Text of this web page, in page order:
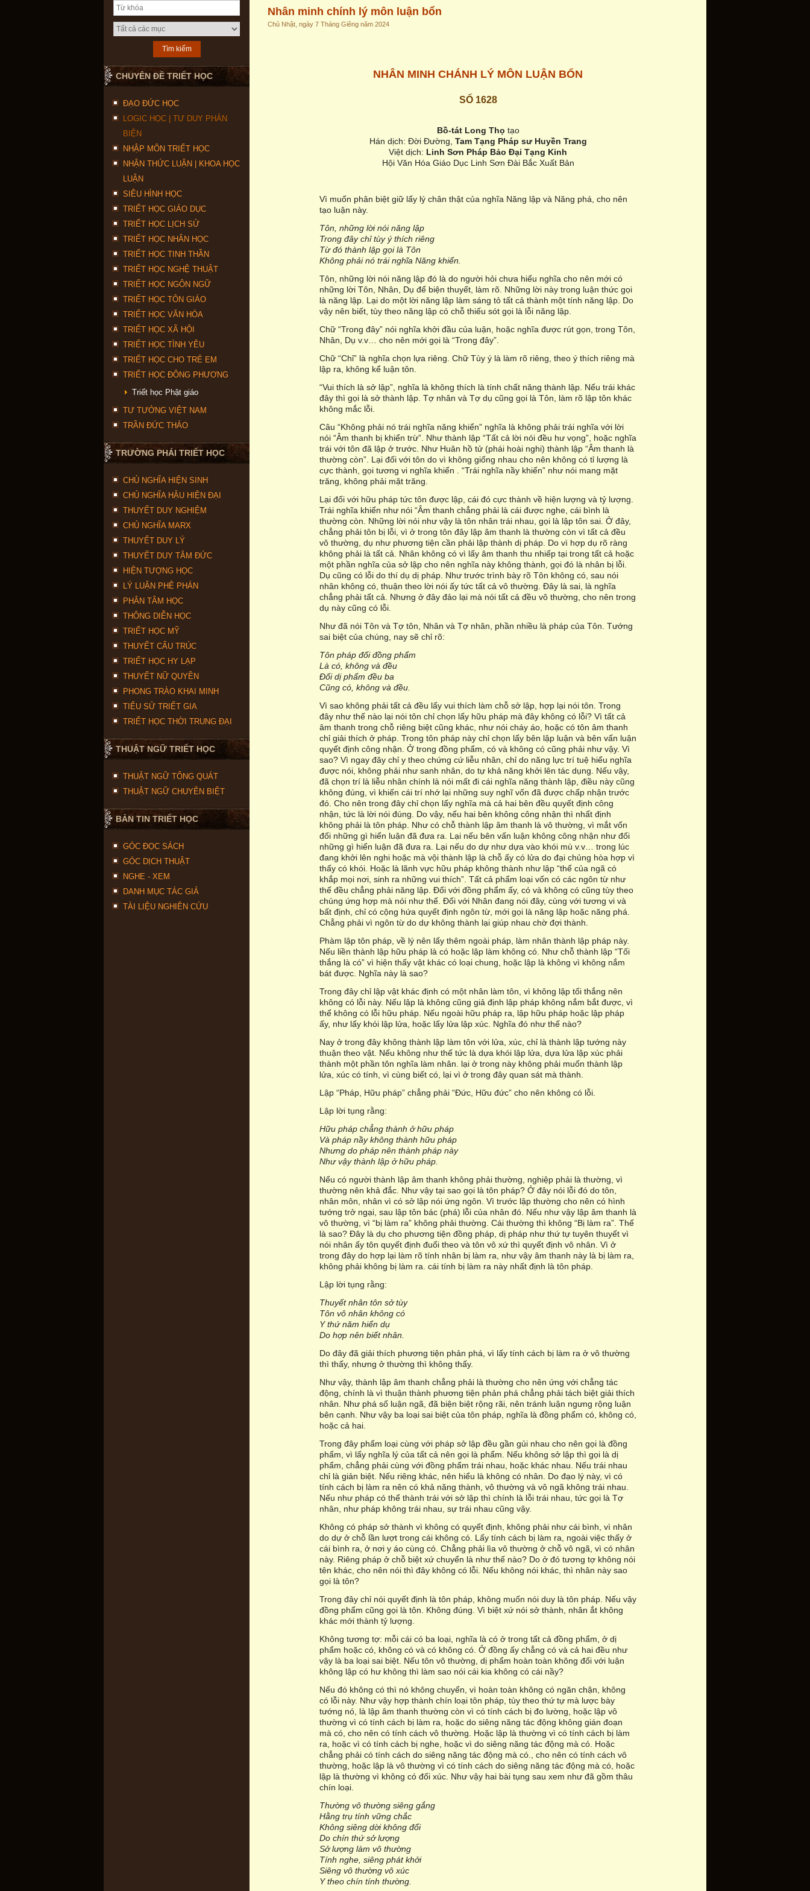
CHUYÊN ĐỀ TRIẾT HỌC
ĐẠO ĐỨC HỌC
LOGIC HỌC | TƯ DUY PHẢN
BIỆN
NHẬP MÔN TRIẾT HỌC
NHẬN THỨC LUẬN | KHOA HỌC
LUẬN
SIÊU HÌNH HỌC
TRIẾT HỌC GIÁO DỤC
TRIẾT HỌC LỊCH SỬ
TRIẾT HỌC NHÂN HỌC
TRIẾT HỌC TINH THẦN
TRIẾT HỌC NGHỆ THUẬT
TRIẾT HỌC NGÔN NGỮ
TRIẾT HỌC TÔN GIÁO
TRIẾT HỌC VĂN HÓA
TRIẾT HỌC XÃ HỘI
TRIẾT HỌC TÌNH YÊU
TRIẾT HỌC CHO TRẺ EM
TRIẾT HỌC ĐÔNG PHƯƠNG
Triết học Phật giáo
TƯ TƯỞNG VIỆT NAM
TRẦN ĐỨC THẢO
TRƯỜNG PHÁI TRIẾT HỌC
CHỦ NGHĨA HIỆN SINH
CHỦ NGHĨA HẬU HIỆN ĐẠI
THUYẾT DUY NGHIỆM
CHỦ NGHĨA MARX
THUYẾT DUY LÝ
THUYẾT DUY TÂM ĐỨC
HIỆN TƯỢNG HỌC
LÝ LUẬN PHÊ PHÁN
PHÂN TÂM HỌC
THÔNG DIỄN HỌC
TRIẾT HỌC MỸ
THUYẾT CẤU TRÚC
TRIẾT HỌC HY LẠP
THUYẾT NỮ QUYỀN
PHONG TRÀO KHAI MINH
TIỂU SỬ TRIẾT GIA
TRIẾT HỌC THỜI TRUNG ĐẠI
THUẬT NGỮ TRIẾT HỌC
THUẬT NGỮ TỔNG QUÁT
THUẬT NGỮ CHUYÊN BIỆT
BẢN TIN TRIẾT HỌC
GÓC ĐỌC SÁCH
GÓC DỊCH THUẬT
NGHE - XEM
DANH MỤC TÁC GIẢ
TÀI LIỆU NGHIÊN CỨU
Nhân minh chính lý môn luận bổn
Chủ Nhật, ngày 7 Tháng Giêng năm 2024
NHÂN MINH CHÁNH LÝ MÔN LUẬN BỔN
SỐ 1628
Bồ-tát Long Thọ tạo
Hán dịch: Đời Đường, Tam Tạng Pháp sư Huyền Trang
Việt dịch: Linh Sơn Pháp Bảo Đại Tạng Kinh
Hội Văn Hóa Giáo Dục Linh Sơn Đài Bắc Xuất Bản
Vì muốn phân biệt giữ lấy lý chân thật của nghĩa Năng lập và Năng phá, cho nên
tạo luận này.
Tôn, những lời nói năng lập
Trong đây chỉ tùy ý thích riêng
Từ đó thành lập gọi là Tôn
Không phải nó trái nghĩa Năng khiển.
Tôn, những lời nói năng lập đó là do người hỏi chưa hiểu nghĩa cho nên mới có
những lời Tôn, Nhân, Dụ để biện thuyết, làm rõ. Những lời này trong luận thức gọi
là năng lập. Lại do một lời năng lập làm sáng tỏ tất cả thành một tính năng lập. Do
vậy nên biết, tùy theo năng lập có chỗ thiếu sót gọi là lỗi năng lập.
Chữ “Trong đây” nói nghĩa khởi đầu của luận, hoặc nghĩa được rút gọn, trong Tôn,
Nhân, Dụ v.v… cho nên mới gọi là “Trong đây”.
Chữ “Chỉ” là nghĩa chọn lựa riêng. Chữ Tùy ý là làm rõ riêng, theo ý thích riêng mà
lập ra, không kể luận tôn.
“Vui thích là sở lập”, nghĩa là không thích là tính chất năng thành lập. Nếu trái khác
đây thì gọi là sở thành lập. Tợ nhân và Tợ dụ cũng gọi là Tôn, làm rõ lập tôn khác
không mắc lỗi.
Câu “Không phải nó trái nghĩa năng khiển” nghĩa là không phải trái nghĩa với lời
nói “Âm thanh bị khiển trừ”. Như thành lập “Tất cả lời nói đều hư vọng”, hoặc nghĩa
trái với tôn đã lập ở trước. Như Huân hồ tử (phái hoài nghi) thành lập “Âm thanh là
thường còn”. Lại đối với tôn do vì không giống nhau cho nên không có tỉ lượng là
cực thành, gọi tương vi nghĩa khiển . “Trái nghĩa nầy khiển” như nói mang mặt
trăng, không phải mặt trăng.
Lại đối với hữu pháp tức tôn được lập, cái đó cực thành về hiện lượng và tỷ lượng.
Trái nghĩa khiển như nói “Âm thanh chẳng phải là cái được nghe, cái bình là
thường còn. Những lời nói như vậy là tôn nhân trái nhau, gọi là lập tôn sai. Ở đây,
chẳng phải tôn bị lỗi, vì ở trong tôn đây lập âm thanh là thường còn vì tất cả đều
vô thường, dụ như phương tiện cần phải lập thành dị pháp. Do vì hợp dụ rõ ràng
không phải là tất cả. Nhân không có vì lấy âm thanh thu nhiếp tại trong tất cả hoặc
một phần nghĩa của sở lập cho nên nghĩa này không thành, gọi đó là nhân bị lỗi.
Dụ cũng có lỗi do thí dụ dị pháp. Như trước trình bày rõ Tôn không có, sau nói
nhân không có, thuận theo lời nói ấy tức tất cả vô thường. Đây là sai, là nghĩa
chẳng phải tất cả. Nhưng ở đây đảo lại mà nói tất cả đều vô thường, cho nên trong
dụ này cũng có lỗi.
Như đã nói Tôn và Tợ tôn, Nhân và Tợ nhân, phần nhiều là pháp của Tôn. Tướng
sai biệt của chúng, nay sẽ chỉ rõ:
Tôn pháp đối đồng phẩm
Là có, không và đều
Đối dị phẩm đều ba
Cũng có, không và đều.
Vì sao không phải tất cả đều lấy vui thích làm chỗ sở lập, hợp lại nói tôn. Trong
đây như thế nào lại nói tôn chỉ chọn lấy hữu pháp mà đây không có lỗi? Vì tất cả
âm thanh trong chỗ riêng biệt cũng khác, như nói cháy áo, hoặc có tôn âm thanh
chỉ giải thích ở pháp. Trong tôn pháp này chỉ chọn lấy bên lập luận và bên vấn luận
quyết định công nhận. Ở trong đồng phẩm, có và không có cũng phải như vậy. Vì
sao? Vì ngay đây chỉ y theo chứng cứ liễu nhân, chỉ do năng lực trí tuệ hiểu nghĩa
được nói, không phải như sanh nhân, do tự khả năng khởi lên tác dụng. Nếu vậy,
đã chọn trí là liễu nhân chính là nói mất đi cái nghĩa năng thành lập, điều này cũng
không đúng, vì khiến cái trí nhớ lại những suy nghĩ vốn đã được chấp nhận trước
đó. Cho nên trong đây chỉ chọn lấy nghĩa mà cả hai bên đều quyết định công
nhận, tức là lời nói đúng. Do vậy, nếu hai bên không công nhận thì nhất định
không phải là tôn pháp. Như có chỗ thành lập âm thanh là vô thường, vì mắt vốn
đối những gì hiển luận đã đưa ra. Lại nếu bên vấn luận không công nhận như đối
những gì hiển luận đã đưa ra. Lại nếu do dự như dựa vào khói mù v.v… trong lúc
đang khởi lên nghi hoặc mà vội thành lập là chỗ ấy có lửa do đại chủng hòa hợp vì
thấy có khói. Hoặc là lãnh vực hữu pháp không thành như lập “thể của ngã có
khắp mọi nơi, sinh ra những vui thích”. Tất cả phẩm loại vốn có các ngôn từ như
thế đều chẳng phải năng lập. Đối với đồng phẩm ấy, có và không có cũng tùy theo
chúng ứng hợp mà nói như thế. Đối với Nhân đang nói đây, cùng với tương vi và
bất định, chỉ có cộng hứa quyết định ngôn từ, mới gọi là năng lập hoặc năng phá.
Chẳng phải vì ngôn từ do dự không thành lại giúp nhau chờ đợi thành.
Phàm lập tôn pháp, về lý nên lấy thêm ngoài pháp, làm nhân thành lập pháp này.
Nếu liền thành lập hữu pháp là có hoặc lập làm không có. Như chỗ thành lập “Tối
thắng là có” vì hiện thấy vật khác có loại chung, hoặc lập là không vì không nắm
bát được. Nghĩa này là sao?
Trong đây chỉ lập vật khác định có một nhân làm tôn, vì không lập tối thắng nên
không có lỗi này. Nếu lập là không cũng giả định lập pháp không nắm bắt được, vì
thế không có lỗi hữu pháp. Nếu ngoài hữu pháp ra, lập hữu pháp hoặc lập pháp
ấy, như lấy khói lập lửa, hoặc lấy lửa lập xúc. Nghĩa đó như thế nào?
Nay ở trong đây không thành lập làm tôn với lửa, xúc, chỉ là thành lập tướng này
thuận theo vật. Nếu không như thế tức là dựa khói lập lửa, dựa lửa lập xúc phải
thành một phần tôn nghĩa làm nhân. lại ở trong này không phải muốn thành lập
lửa, xúc có tính, vì cùng biết có, lại vì ở trong đây quan sát mà thành.
Lập “Pháp, Hữu pháp” chẳng phải “Đức, Hữu đức” cho nên không có lỗi.
Lập lời tụng rằng:
Hữu pháp chẳng thành ở hữu pháp
Và pháp nầy không thành hữu pháp
Nhưng do pháp nên thành pháp này
Như vậy thành lập ở hữu pháp.
Nếu có người thành lập âm thanh không phải thường, nghiệp phải là thường, vì
thường nên khả đắc. Như vậy tại sao gọi là tôn pháp? Ở đây nói lỗi đó do tôn,
nhân môn, nhân vì có sở lập nói ứng ngôn. Vì trước lập thường cho nên có hình
tướng trở ngại, sau lập tôn bác (phá) lỗi của nhân đó. Nếu như vậy lập âm thanh là
vô thường, vì “bị làm ra” không phải thường. Cái thường thì không “Bị làm ra”. Thế
là sao? Đây là dụ cho phương tiện đồng pháp, dị pháp như thứ tự tuyên thuyết vì
nói nhân ấy tôn quyết định đuổi theo và tôn vô xứ thì quyết định vô nhân. Vì ở
trong đây do hợp lại làm rõ tính nhân bị làm ra, như vậy âm thanh này là bị làm ra,
không phải không bị làm ra. cái tính bị làm ra này nhất định là tôn pháp.
Lập lời tụng rằng:
Thuyết nhân tôn sở tùy
Tôn vô nhân không có
Y thứ năm hiển dụ
Do hợp nên biết nhân.
Do đây đã giải thích phương tiện phản phá, vì lấy tính cách bị làm ra ở vô thường
thì thấy, nhưng ở thường thì không thấy.
Như vậy, thành lập âm thanh chẳng phải là thường cho nên ứng với chẳng tác
động, chính là vì thuận thành phương tiện phản phá chẳng phải tách biệt giải thích
nhân. Như phá số luận ngã, đã biện biệt rộng rãi, nên tránh luận ngưng rộng luận
bên cạnh. Như vậy ba loại sai biệt của tôn pháp, nghĩa là đồng phẩm có, không có,
hoặc cả hai.
Trong đây phẩm loại cùng với pháp sở lập đều gần gủi nhau cho nên gọi là đồng
phẩm, vì lấy nghĩa lý của tất cả nên gọi là phẩm. Nếu không sở lập thì gọi là dị
phẩm, chẳng phải cùng với đồng phẩm trái nhau, hoặc khác nhau. Nếu trái nhau
chỉ là giản biệt. Nếu riêng khác, nên hiểu là không có nhân. Do đạo lý này, vì có
tính cách bị làm ra nên có khả năng thành, vô thường và vô ngã không trái nhau.
Nếu như pháp có thể thành trái với sở lập thì chính là lỗi trái nhau, tức gọi là Tợ
nhân, như pháp không trái nhau, sự trái nhau cũng vậy.
Không có pháp sở thành vì không có quyết định, không phải như cái bình, vì nhân
do dự ở chỗ lần lượt trong cái không có. Lấy tính cách bị làm ra, ngoài việc thấy ở
cái bình ra, ở nơi y áo cùng có. Chẳng phải lìa vô thường ở chỗ vô ngã, vì có nhân
này. Riêng pháp ở chỗ biệt xứ chuyển là như thế nào? Do ở đó tương tợ không nói
tên khác, cho nên nói thì đây không có lỗi. Nếu không nói khác, thì nhân này sao
gọi là tôn?
Trong đây chỉ nói quyết định là tôn pháp, không muốn nói duy là tôn pháp. Nếu vậy
đồng phẩm cũng gọi là tôn. Không đúng. Vì biệt xứ nói sở thành, nhân ắt không
khác mới thành tỷ lượng.
Không tương tợ: mỗi cái có ba loại, nghĩa là có ở trong tất cả đồng phẩm, ở dị
phẩm hoặc có, không có và có không có. Ở đồng ấy chẳng có và cả hai đều như
vậy là ba loại sai biệt. Nếu tôn vô thường, dị phẩm hoàn toàn không đối với luận
không lập có hư không thì làm sao nói cái kia không có cái nầy?
Nếu đó không có thì nó không chuyển, vì hoàn toàn không có ngăn chận, không
có lỗi này. Như vậy hợp thành chín loại tôn pháp, tùy theo thứ tự mà lược bày
tướng nó, là lập âm thanh thường còn vì có tính cách bị đo lường, hoặc lập vô
thường vì có tính cách bị làm ra, hoặc do siêng năng tác động không gián đoạn
mà có, cho nên có tính cách vô thường. Hoặc lập là thường vì có tính cách bị làm
ra, hoặc vì có tính cách bị nghe, hoặc vì do siêng năng tác động mà có. Hoặc
chẳng phải có tính cách do siêng năng tác động mà có., cho nên có tính cách vô
thường, hoặc lập là vô thường vì có tính cách do siêng năng tác động mà có, hoặc
lập là thường vì không có đối xúc. Như vậy hai bài tụng sau xem như đã gồm thâu
chín loại.
Thường vô thường siêng gắng
Hằng trụ tính vững chắc
Không siêng dời không đổi
Do chín thứ sở lượng
Sở lượng làm vô thường
Tính nghe, siêng phát khởi
Siêng vô thường vô xúc
Y theo chín tính thường.